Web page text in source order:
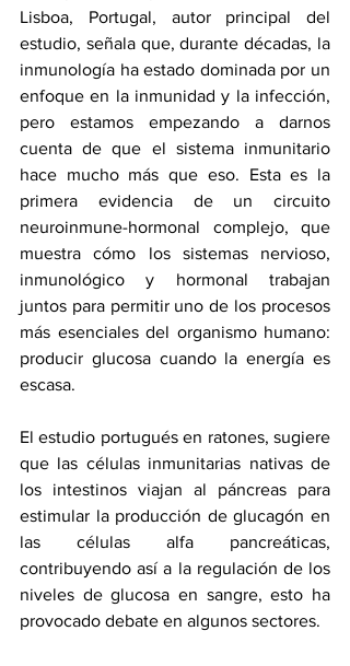
Lisboa, Portugal, autor principal del
estudio, señala que, durante décadas, la
inmunología ha estado dominada por un
enfoque en la inmunidad y la infección,
pero estamos empezando a darnos
cuenta de que el sistema inmunitario
hace mucho más que eso. Esta es la
primera evidencia de un circuito
neuroinmune-hormonal complejo, que
muestra cómo los sistemas nervioso,
inmunológico y hormonal trabajan
juntos para permitir uno de los procesos
más esenciales del organismo humano:
producir glucosa cuando la energía es
escasa.
El estudio portugués en ratones, sugiere
que las células inmunitarias nativas de
los intestinos viajan al páncreas para
estimular la producción de glucagón en
las células alfa pancreáticas,
contribuyendo así a la regulación de los
niveles de glucosa en sangre, esto ha
provocado debate en algunos sectores.